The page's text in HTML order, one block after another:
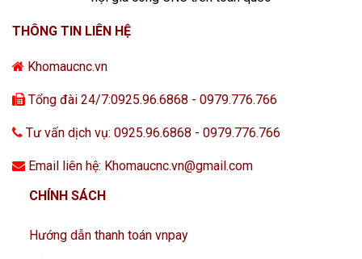
THÔNG TIN LIÊN HỆ
Khomaucnc.vn
Tổng đài 24/7:0925.96.6868 - 0979.776.766
Tư vấn dịch vụ: 0925.96.6868 - 0979.776.766
Email liên hệ: Khomaucnc.vn@gmail.com
CHÍNH SÁCH
Hướng dẫn thanh toán vnpay